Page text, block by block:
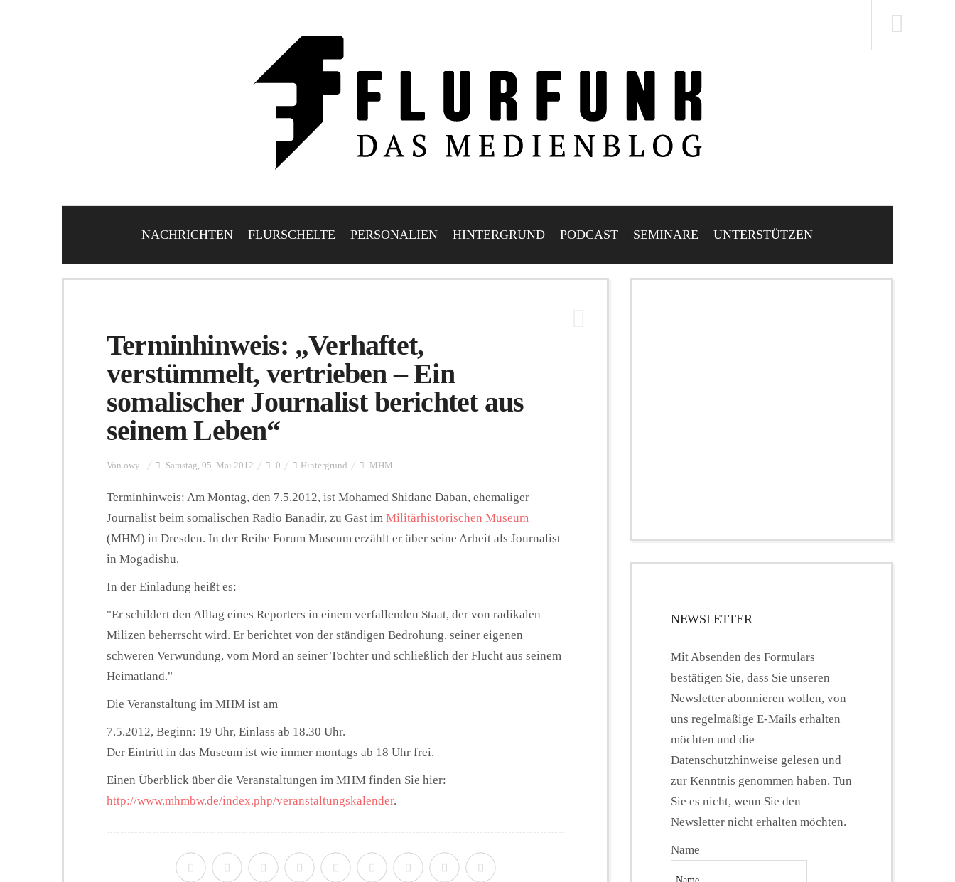
NACHRICHTEN FLURSCHELTE PERSONALIEN HINTERGRUND PODCAST SEMINARE UNTERSTÜTZEN
Terminhinweis: „Verhaftet,
verstümmelt, vertrieben – Ein
somalischer Journalist berichtet aus
seinem Leben“
Von owy Samstag, 05. Mai 2012 0 Hintergrund MHM
Terminhinweis: Am Montag, den 7.5.2012, ist Mohamed Shidane Daban, ehemaliger
Journalist beim somalischen Radio Banadir, zu Gast im Militärhistorischen Museum
(MHM) in Dresden. In der Reihe Forum Museum erzählt er über seine Arbeit als Journalist
in Mogadishu.
In der Einladung heißt es:
"Er schildert den Alltag eines Reporters in einem verfallenden Staat, der von radikalen
Milizen beherrscht wird. Er berichtet von der ständigen Bedrohung, seiner eigenen
schweren Verwundung, vom Mord an seiner Tochter und schließlich der Flucht aus seinem
Heimatland."
Die Veranstaltung im MHM ist am
7.5.2012, Beginn: 19 Uhr, Einlass ab 18.30 Uhr.
Der Eintritt in das Museum ist wie immer montags ab 18 Uhr frei.
Einen Überblick über die Veranstaltungen im MHM finden Sie hier:
http://www.mhmbw.de/index.php/veranstaltungskalender.
NEWSLETTER
Mit Absenden des Formulars
bestätigen Sie, dass Sie unseren
Newsletter abonnieren wollen, von
uns regelmäßige E-Mails erhalten
möchten und die
Datenschutzhinweise gelesen und
zur Kenntnis genommen haben. Tun
Sie es nicht, wenn Sie den
Newsletter nicht erhalten möchten.
Name